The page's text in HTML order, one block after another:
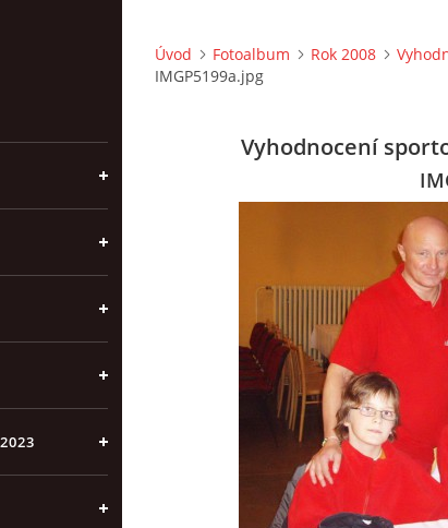
Úvod Fotoalbum Rok 2008
IMGP5199a.jpg
Vyhodnocení